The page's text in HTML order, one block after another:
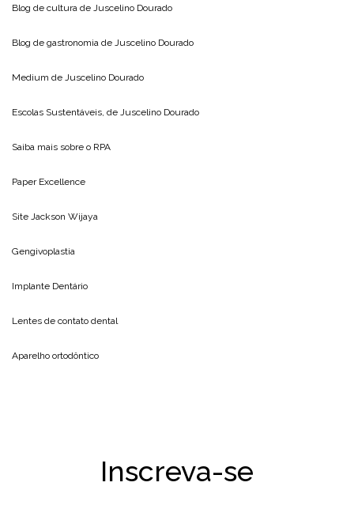
Blog de cultura de Juscelino Dourado
Blog de gastronomia de Juscelino Dourado
Medium de Juscelino Dourado
Escolas Sustentáveis, de Juscelino Dourado
Saiba mais sobre o RPA
Paper Excellence
Site Jackson Wijaya
Gengivoplastia
Implante Dentário
Lentes de contato dental
Aparelho ortodôntico
Inscreva-se